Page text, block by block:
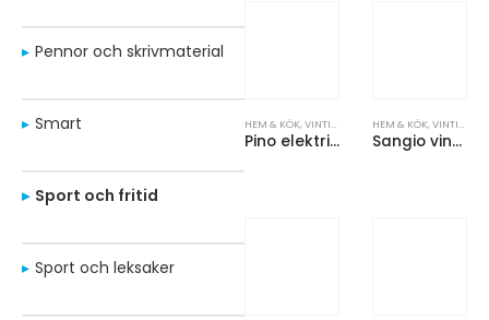
Pennor och skrivmaterial
Smart
Sport och fritid
Sport och leksaker
HEM & KÖK,VINTILLBEHÖR
Pino elektrisk vinöppnare med vintillbehör
HEM & KÖK,VINTILLBEHÖR
Sangio vinkork